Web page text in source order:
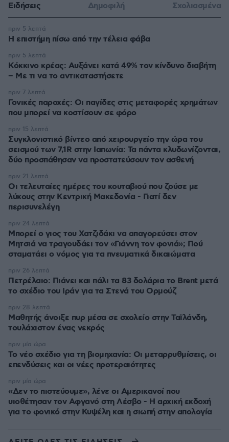
Ειδήσεις Δημοφιλή Σχολιασμένα
Η επιστήμη πίσω από την τέλεια φάβα
πριν 5 λεπτά
Κόκκινο κρέας: Αυξάνει κατά 49% τον κίνδυνο διαβήτη
– Με τι να το αντικαταστήσετε
πριν 5 λεπτά
Γονικές παροχές: Οι παγίδες στις μεταφορές χρημάτων
που μπορεί να κοστίσουν σε φόρο
πριν 7 λεπτά
Συγκλονιστικό βίντεο από χειρουργείο την ώρα του
σεισμού των 7,1R στην Ιαπωνία: Τα πάντα κλυδωνίζονται,
δύο προσπάθησαν να προστατεύσουν τον ασθενή
πριν 15 λεπτά
Οι τελευταίες ημέρες του κουταβιού που ζούσε με
λύκους στην Κεντρική Μακεδονία - Γιατί δεν
περισυνελέγη
πριν 21 λεπτά
Μπορεί ο γιος του Χατζιδάκι να απαγορεύσει στον
Μητσιά να τραγουδάει τον «Γιάννη τον φονιά»; Πού
σταματάει ο νόμος για τα πνευματικά δικαιώματα
πριν 24 λεπτά
Πετρέλαιο: Πιάνει και πάλι τα 83 δολάρια το Brent μετά
το σχέδιο του Ιράν για τα Στενά του Ορμούζ
πριν 26 λεπτά
Μαθητής άνοιξε πυρ μέσα σε σχολείο στην Ταϊλάνδη,
τουλάχιστον ένας νεκρός
πριν 28 λεπτά
Το νέο σχέδιο για τη βιομηχανία: Οι μεταρρυθμίσεις, οι
επενδύσεις και οι νέες προτεραιότητες
πριν μία ώρα
«Δεν το πιστεύουμε», λένε οι Αμερικανοί που
υιοθέτησαν τον Αφγανό στη Λέσβο - Η αρχική εκδοχή
για το φονικό στην Κυψέλη και η σιωπή στην απολογία
πριν μία ώρα